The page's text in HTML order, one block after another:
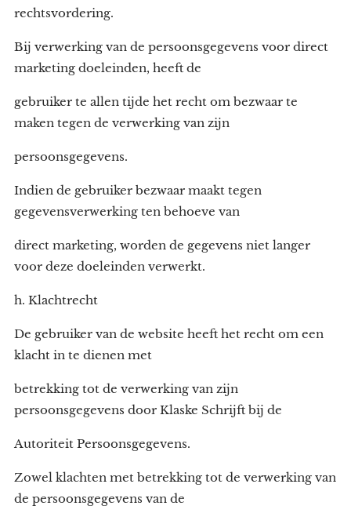
rechtsvordering.
Bij verwerking van de persoonsgegevens voor direct
marketing doeleinden, heeft de
gebruiker te allen tijde het recht om bezwaar te
maken tegen de verwerking van zijn
persoonsgegevens.
Indien de gebruiker bezwaar maakt tegen
gegevensverwerking ten behoeve van
direct marketing, worden de gegevens niet langer
voor deze doeleinden verwerkt.
h. Klachtrecht
De gebruiker van de website heeft het recht om een
klacht in te dienen met
betrekking tot de verwerking van zijn
persoonsgegevens door Klaske Schrijft bij de
Autoriteit Persoonsgegevens.
Zowel klachten met betrekking tot de verwerking van
de persoonsgegevens van de